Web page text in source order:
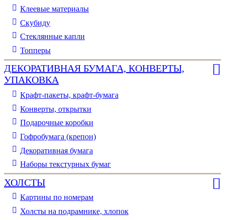
Клеевые материалы
Скубиду
Стеклянные капли
Топперы
ДЕКОРАТИВНАЯ БУМАГА, КОНВЕРТЫ,
УПАКОВКА
Крафт-пакеты, крафт-бумага
Конверты, открытки
Подарочные коробки
Гофробумага (крепон)
Декоративная бумага
Наборы текстурных бумаг
ХОЛСТЫ
Картины по номерам
Холсты на подрамнике, хлопок